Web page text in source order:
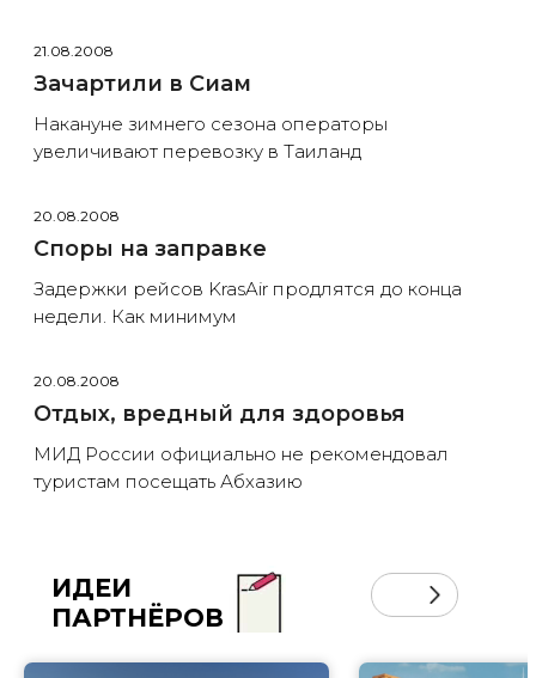
21.08.2008
Зачартили в Сиам
Накануне зимнего сезона операторы
увеличивают перевозку в Таиланд
20.08.2008
Споры на заправке
Задержки рейсов KrasAir продлятся до конца
недели. Как минимум
20.08.2008
Отдых, вредный для здоровья
МИД России официально не рекомендовал
туристам посещать Абхазию
ИДЕИ
ПАРТНЁРОВ